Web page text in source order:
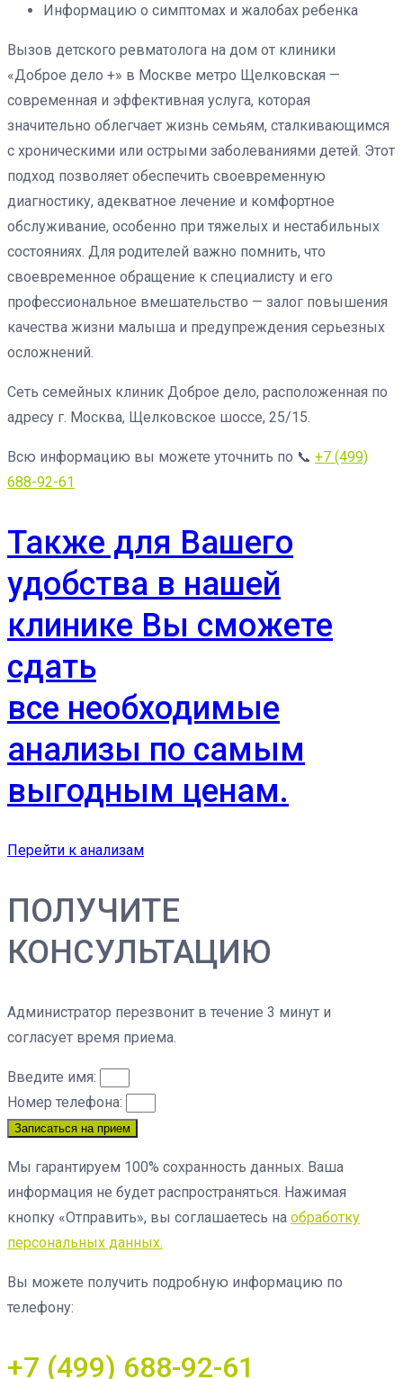
Информацию о симптомах и жалобах ребенка
Вызов детского ревматолога на дом от клиники
«Доброе дело +» в Москве метро Щелковская —
современная и эффективная услуга, которая
значительно облегчает жизнь семьям, сталкивающимся
с хроническими или острыми заболеваниями детей. Этот
подход позволяет обеспечить своевременную
диагностику, адекватное лечение и комфортное
обслуживание, особенно при тяжелых и нестабильных
состояниях. Для родителей важно помнить, что
своевременное обращение к специалисту и его
профессиональное вмешательство — залог повышения
качества жизни малыша и предупреждения серьезных
осложнений.
Сеть семейных клиник Доброе дело, расположенная по
адресу г. Москва, Щелковское шоссе, 25/15.
Всю информацию вы можете уточнить по 📞 +7 (499)
688-92-61
Также для Вашего
удобства в нашей
клинике Вы сможете
сдать
все необходимые
анализы по самым
выгодным ценам.
Перейти к анализам
ПОЛУЧИТЕ
КОНСУЛЬТАЦИЮ
Администратор перезвонит в течение 3 минут и
согласует время приема.
Введите имя:
Номер телефона:
Записаться на прием
Мы гарантируем 100% сохранность данных. Ваша
информация не будет распространяться. Нажимая
кнопку «Отправить», вы соглашаетесь на обработку
персональных данных.
Вы можете получить подробную информацию по
телефону:
+7 (499) 688-92-61